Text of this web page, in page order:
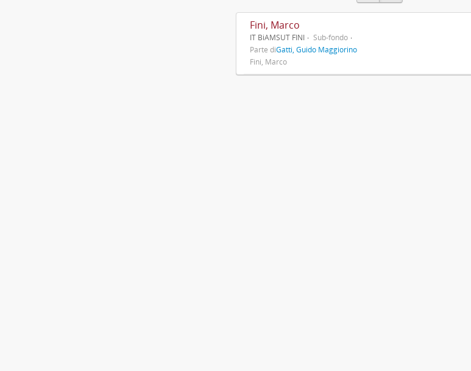
Fini, Marco
IT BiAMSUT FINI
Sub-fondo
Parte diGatti, Guido Maggiorino
Fini, Marco